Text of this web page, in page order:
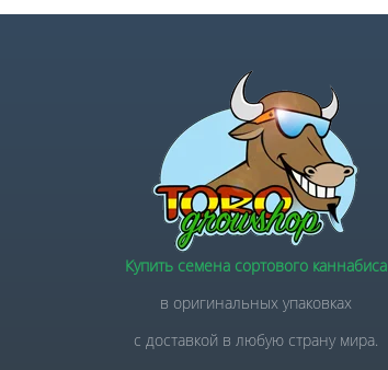
Купить семена сортового каннабиса
в оригинальных упаковках
с доставкой в любую страну мира.